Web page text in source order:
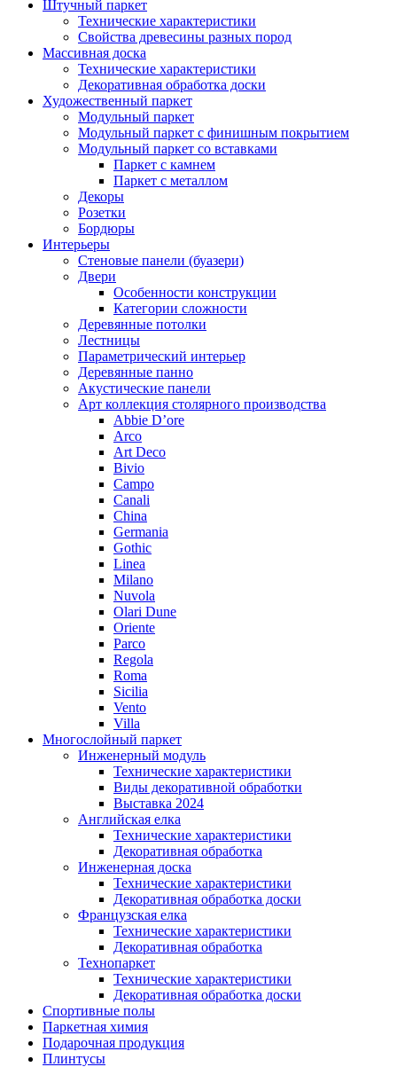
Штучный паркет
Технические характеристики
Свойства древесины разных пород
Массивная доска
Технические характеристики
Декоративная обработка доски
Художественный паркет
Модульный паркет
Модульный паркет с финишным покрытием
Модульный паркет со вставками
Паркет с камнем
Паркет с металлом
Декоры
Розетки
Бордюры
Интерьеры
Стеновые панели (буазери)
Двери
Особенности конструкции
Категории сложности
Деревянные потолки
Лестницы
Параметрический интерьер
Деревянные панно
Акустические панели
Арт коллекция столярного производства
Abbie D’ore
Arco
Art Deco
Bivio
Campo
Canali
China
Germania
Gothic
Linea
Milano
Nuvola
Olari Dune
Oriente
Parco
Regola
Roma
Sicilia
Vento
Villa
Многослойный паркет
Инженерный модуль
Технические характеристики
Виды декоративной обработки
Выставка 2024
Английская елка
Технические характеристики
Декоративная обработка
Инженерная доска
Технические характеристики
Декоративная обработка доски
Французская елка
Технические характеристики
Декоративная обработка
Технопаркет
Технические характеристики
Декоративная обработка доски
Спортивные полы
Паркетная химия
Подарочная продукция
Плинтусы